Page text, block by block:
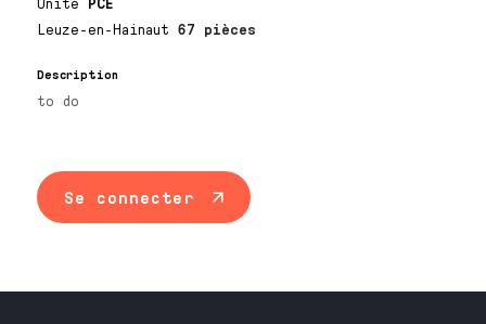
Leuze-en-Hainaut67 pièces
Description
to do
Se connecter